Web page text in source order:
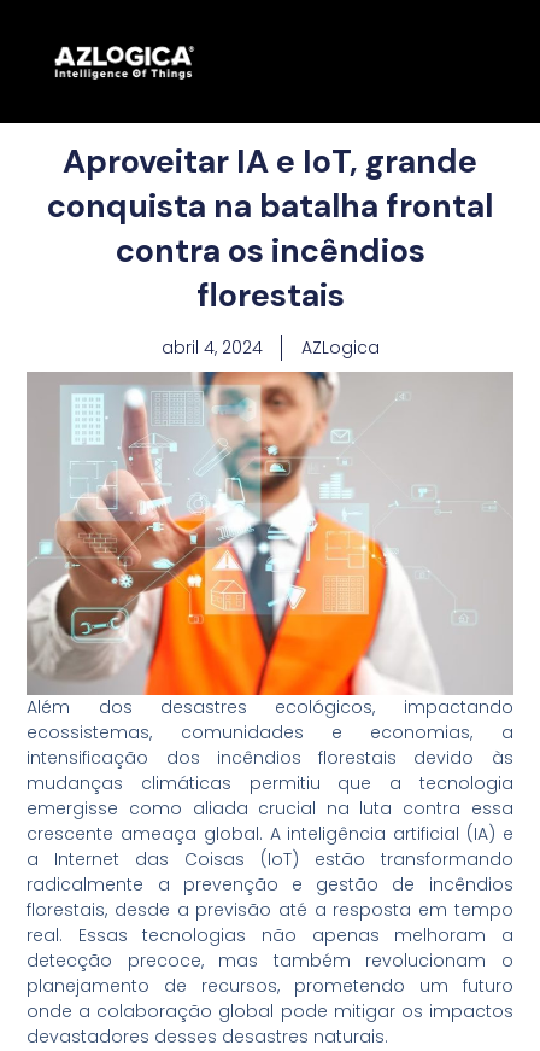
Aproveitar IA e IoT, grande
conquista na batalha frontal
contra os incêndios
florestais
abril 4, 2024 AZLogica
Além dos desastres ecológicos, impactando
ecossistemas, comunidades e economias, a
intensificação dos incêndios florestais devido às
mudanças climáticas permitiu que a tecnologia
emergisse como aliada crucial na luta contra essa
crescente ameaça global. A inteligência artificial (IA) e
a Internet das Coisas (IoT) estão transformando
radicalmente a prevenção e gestão de incêndios
florestais, desde a previsão até a resposta em tempo
real. Essas tecnologias não apenas melhoram a
detecção precoce, mas também revolucionam o
planejamento de recursos, prometendo um futuro
onde a colaboração global pode mitigar os impactos
devastadores desses desastres naturais.